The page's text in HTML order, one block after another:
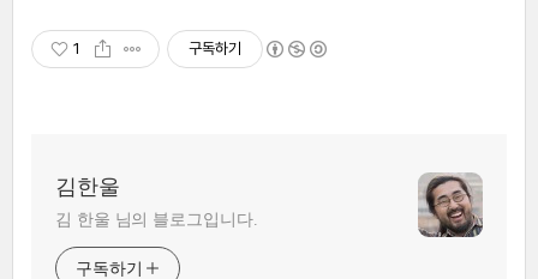
1 구독하기
김한울
김 한울 님의 블로그입니다.
구독하기